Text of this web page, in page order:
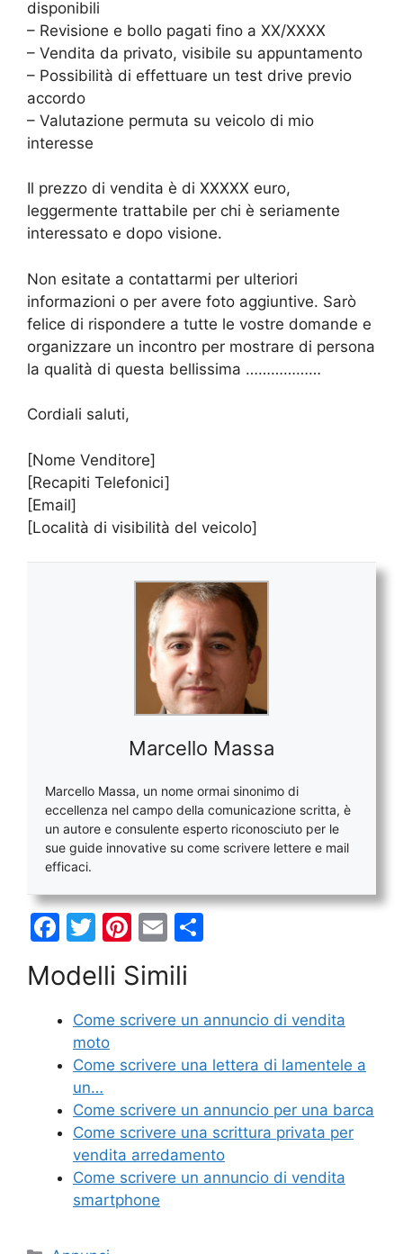
disponibili
– Revisione e bollo pagati fino a XX/XXXX
– Vendita da privato, visibile su appuntamento
– Possibilità di effettuare un test drive previo
accordo
– Valutazione permuta su veicolo di mio
interesse
Il prezzo di vendita è di XXXXX euro,
leggermente trattabile per chi è seriamente
interessato e dopo visione.
Non esitate a contattarmi per ulteriori
informazioni o per avere foto aggiuntive. Sarò
felice di rispondere a tutte le vostre domande e
organizzare un incontro per mostrare di persona
la qualità di questa bellissima ………………
Cordiali saluti,
[Nome Venditore]
[Recapiti Telefonici]
[Email]
[Località di visibilità del veicolo]
Marcello Massa
Marcello Massa, un nome ormai sinonimo di
eccellenza nel campo della comunicazione scritta, è
un autore e consulente esperto riconosciuto per le
sue guide innovative su come scrivere lettere e mail
efficaci.
F
c
e
b
o
o
k
T
w
itt
er
Pi
nt
er
e
E
m
ai
l
di
di
Modelli Simili
Come scrivere un annuncio di vendita
moto
Come scrivere una lettera di lamentele a
un…
Come scrivere un annuncio per una barca
Come scrivere una scrittura privata per
vendita arredamento
Come scrivere un annuncio di vendita
smartphone